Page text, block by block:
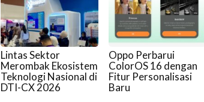
Lintas Sektor
Merombak Ekosistem
Teknologi Nasional di
DTI-CX 2026
Oppo Perbarui
ColorOS 16 dengan
Fitur Personalisasi
Baru